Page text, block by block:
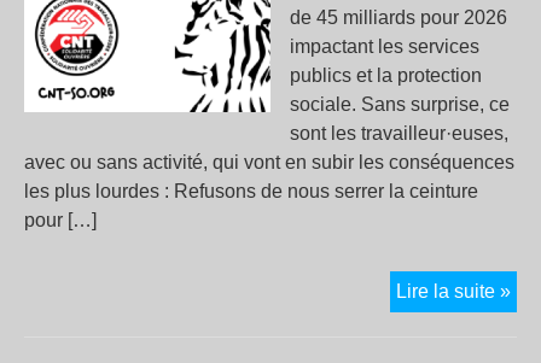
de 45 milliards pour 2026
impactant les services
publics et la protection
sociale. Sans surprise, ce
sont les travailleur·euses,
avec ou sans activité, qui vont en subir les conséquences
les plus lourdes : Refusons de nous serrer la ceinture
pour […]
Lire la suite »A
la